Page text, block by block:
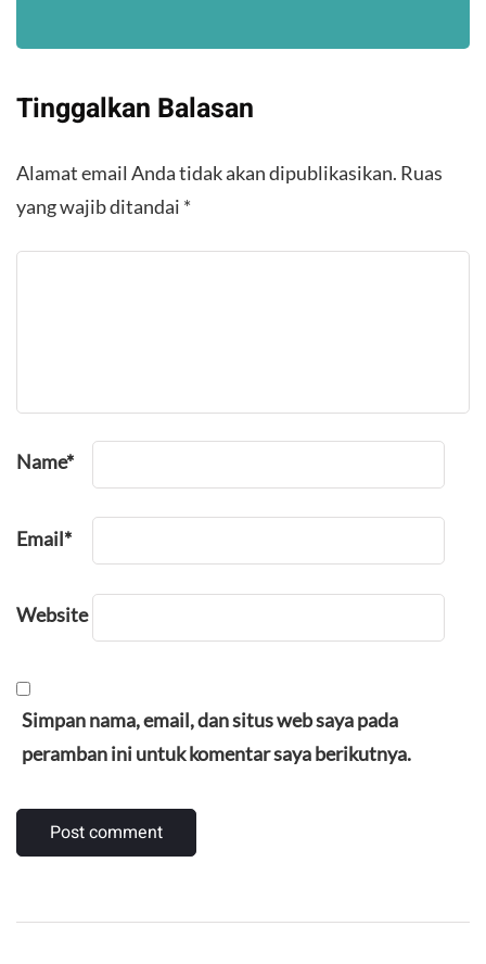
Tinggalkan Balasan
Alamat email Anda tidak akan dipublikasikan. Ruas
yang wajib ditandai *
Name*
Email*
Website
Simpan nama, email, dan situs web saya pada
peramban ini untuk komentar saya berikutnya.